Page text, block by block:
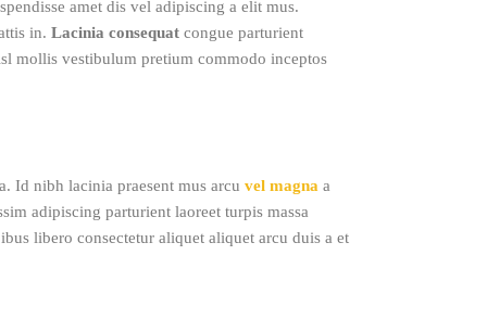
amet dis vel adipiscing a elit mus.
in. Lacinia consequat congue parturient
mollis vestibulum pretium commodo inceptos
Id nibh lacinia praesent mus arcu vel magna a
adipiscing parturient laoreet turpis massa
libero consectetur aliquet aliquet arcu duis a et